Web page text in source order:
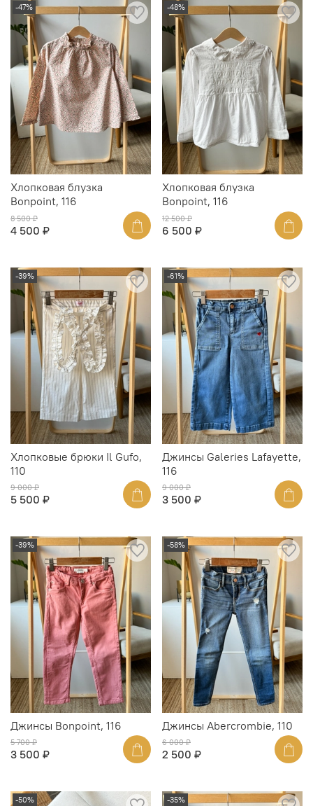
-47%
Хлопковая блузка
Bonpoint, 116
8 500 ₽
4 500 ₽
-48%
Хлопковая блузка
Bonpoint, 116
12 500 ₽
6 500 ₽
-39%
Хлопковые брюки Il Gufo,
110
9 000 ₽
5 500 ₽
-61%
Джинсы Galeries Lafayette,
116
9 000 ₽
3 500 ₽
-39%
Джинсы Bonpoint, 116
5 700 ₽
3 500 ₽
-58%
Джинсы Abercrombie, 110
6 000 ₽
2 500 ₽
-50% -35%